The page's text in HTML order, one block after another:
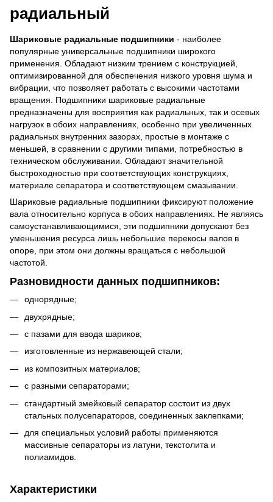
радиальный
Шариковые радиальные подшипники - наиболее
популярные универсальные подшипники широкого
применения. Обладают низким трением с конструкцией,
оптимизированной для обеспечения низкого уровня шума и
вибрации, что позволяет работать с высокими частотами
вращения. Подшипники шариковые радиальные
предназначены для восприятия как радиальных, так и осевых
нагрузок в обоих направлениях, особенно при увеличенных
радиальных внутренних зазорах, простые в монтаже с
меньшей, в сравнении с другими типами, потребностью в
техническом обслуживании. Обладают значительной
быстроходностью при соответствующих конструкциях,
материале сепаратора и соответствующем смазывании.
Шариковые радиальные подшипники фиксируют положение
вала относительно корпуса в обоих направлениях. Не являясь
самоустанавливающимися, эти подшипники допускают без
уменьшения ресурса лишь небольшие перекосы валов в
опоре, при этом они должны вращаться с небольшой
частотой.
Разновидности данных подшипников:
однорядные;
двухрядные;
с пазами для ввода шариков;
изготовленные из нержавеющей стали;
из композитных материалов;
с разными сепараторами;
стандартный змейковый сепаратор состоит из двух
стальных полусепараторов, соединенных заклепками;
для специальных условий работы применяются
массивные сепараторы из латуни, текстолита и
полиамидов.
Характеристики